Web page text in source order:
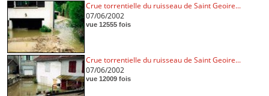
Crue torrentielle du ruisseau de Saint Geoire...
07/06/2002
vue 12555 fois
Crue torrentielle du ruisseau de Saint Geoire...
07/06/2002
vue 12009 fois